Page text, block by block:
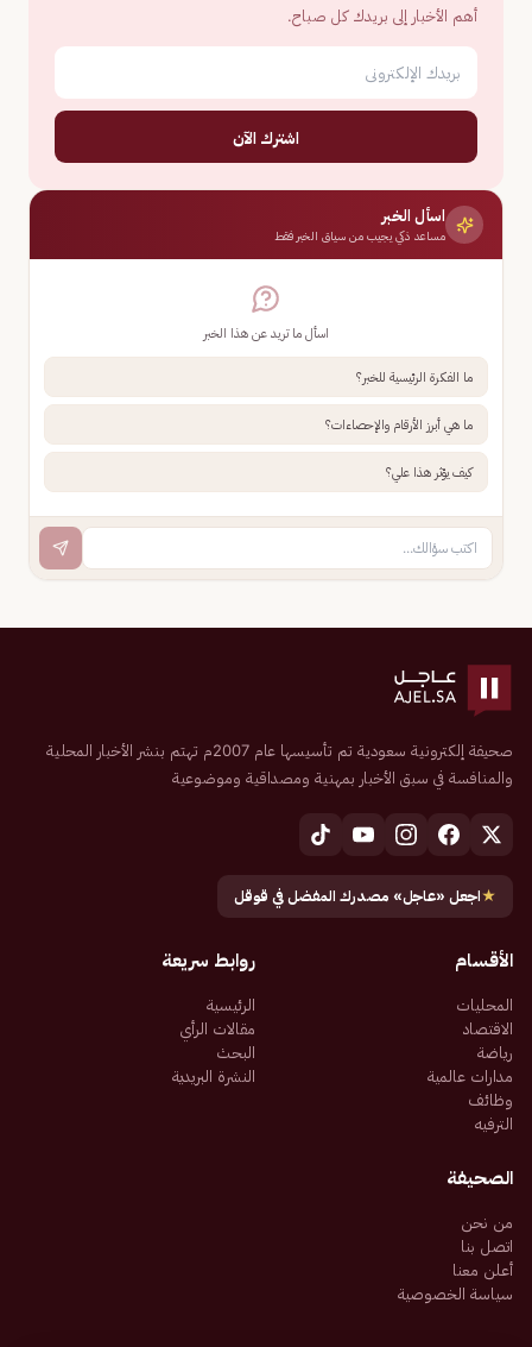
أهم الأخبار إلى بريدك كل صباح.
اشترك الآن
اسأل الخبر
مساعد ذكي يجيب من سياق الخبر فقط
اسأل ما تريد عن هذا الخبر
ما الفكرة الرئيسية للخبر؟
ما هي أبرز الأرقام والإحصاءات؟
كيف يؤثر هذا علي؟
صحيفة إلكترونية سعودية تم تأسيسها عام 2007م تهتم بنشر الأخبار المحلية
والمنافسة في سبق الأخبار بمهنية ومصداقية وموضوعية
★اجعل «عاجل» مصدرك المفضل في قوقل
الأقسام
المحليات
الاقتصاد
رياضة
مدارات عالمية
وظائف
الترفيه
روابط سريعة
الرئيسية
مقالات الرأي
البحث
النشرة البريدية
الصحيفة
من نحن
اتصل بنا
أعلن معنا
سياسة الخصوصية